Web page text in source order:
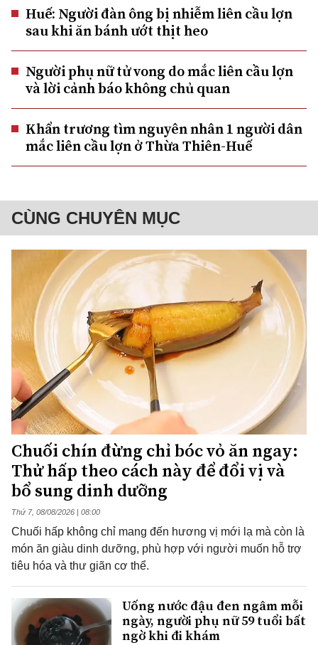
Huế: Người đàn ông bị nhiễm liên cầu lợn
sau khi ăn bánh ướt thịt heo
Người phụ nữ tử vong do mắc liên cầu lợn
và lời cảnh báo không chủ quan
Khẩn trương tìm nguyên nhân 1 người dân
mắc liên cầu lợn ở Thừa Thiên-Huế
CÙNG CHUYÊN MỤC
Chuối chín đừng chỉ bóc vỏ ăn ngay:
Thử hấp theo cách này để đổi vị và
bổ sung dinh dưỡng
Thứ 7, 08/08/2026 | 08:00
Chuối hấp không chỉ mang đến hương vị mới lạ mà còn là
món ăn giàu dinh dưỡng, phù hợp với người muốn hỗ trợ
tiêu hóa và thư giãn cơ thể.
Uống nước đậu đen ngâm mỗi
ngày, người phụ nữ 59 tuổi bất
ngờ khi đi khám